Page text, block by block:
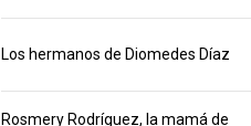
Los hermanos de Diomedes Díaz
Rosmery Rodríguez, la mamá de